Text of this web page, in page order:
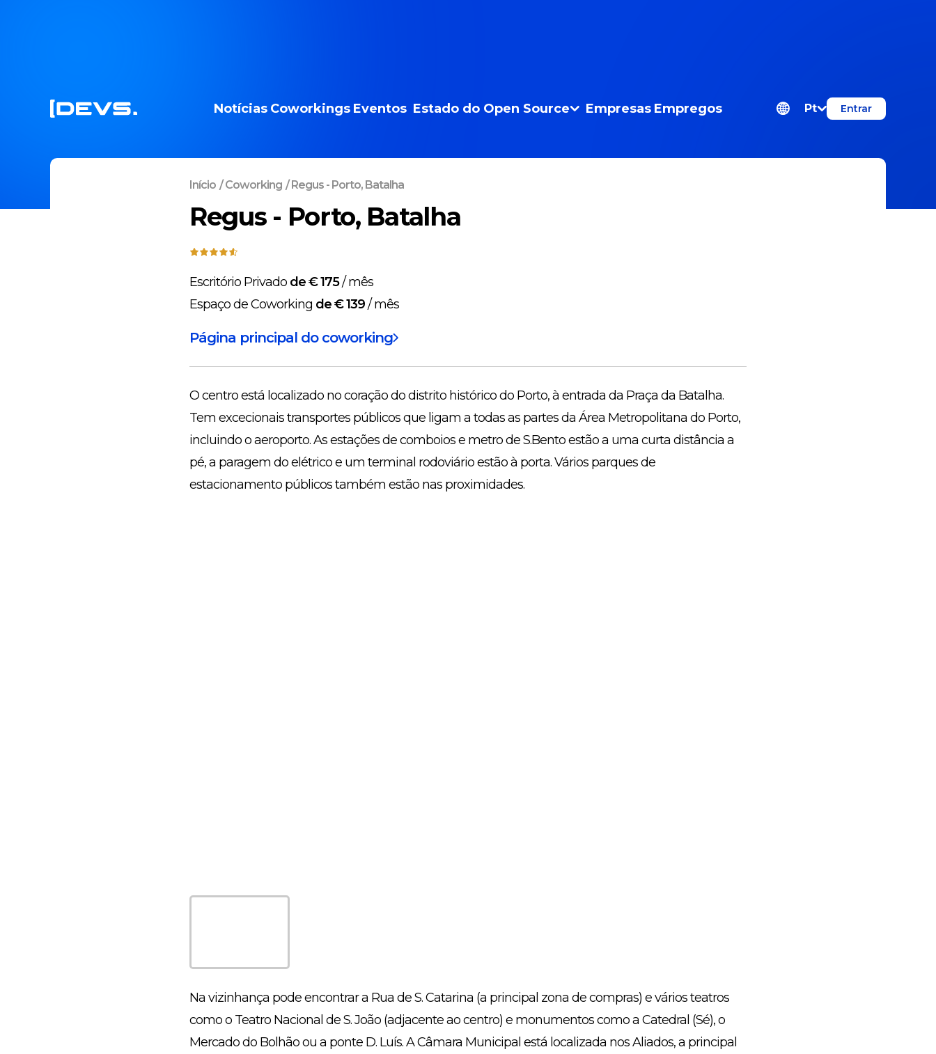
Notícias Coworkings Eventos Estado do Open Source Empresas Empregos Pt Entrar
Início /Coworking / Regus - Porto, Batalha
Regus - Porto, Batalha
Escritório Privado de € 175/mês
Espaço de Coworking de € 139/mês
Página principal do coworking
O centro está localizado no coração do distrito histórico do Porto, à entrada da Praça da Batalha.
Tem excecionais transportes públicos que ligam a todas as partes da Área Metropolitana do Porto,
incluindo o aeroporto. As estações de comboios e metro de S.Bento estão a uma curta distância a
pé, a paragem do elétrico e um terminal rodoviário estão à porta. Vários parques de
estacionamento públicos também estão nas proximidades.
Na vizinhança pode encontrar a Rua de S. Catarina (a principal zona de compras) e vários teatros
como o Teatro Nacional de S. João (adjacente ao centro) e monumentos como a Catedral (Sé), o
Mercado do Bolhão ou a ponte D. Luís. A Câmara Municipal está localizada nos Aliados, a principal